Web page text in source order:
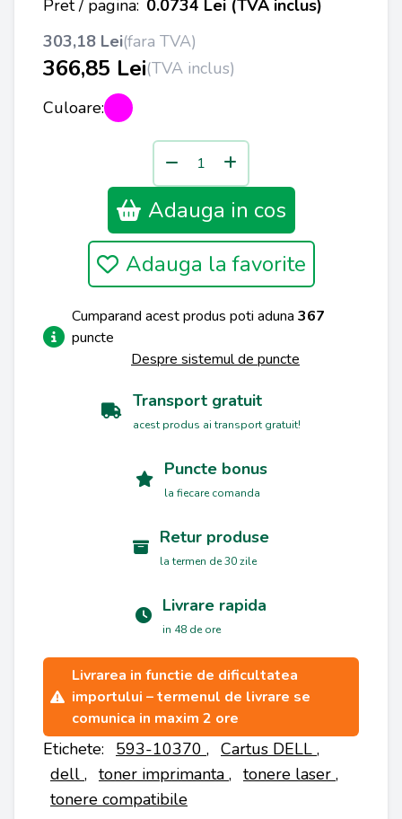
Pret / pagina: 0.0734 Lei (TVA inclus)
303,18 Lei(fara TVA)
366,85 Lei(TVA inclus)
Culoare:
Adauga in cos
Adauga la favorite
Cumparand acest produs poti aduna 367
puncte
Despre sistemul de puncte
Transport gratuit
acest produs ai transport gratuit!
Puncte bonus
la fiecare comanda
Retur produse
la termen de 30 zile
Livrare rapida
in 48 de ore
Livrarea in functie de dificultatea
importului – termenul de livrare se
comunica in maxim 2 ore
Etichete: 593-10370 , Cartus DELL ,
dell , toner imprimanta , tonere laser ,
tonere compatibile